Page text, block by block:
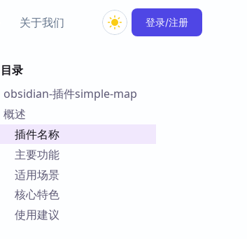
Obsidian 教程
关于我们 登录/注册
目录
obsidian-插件simple-map
概述
插件名称
主要功能
适用场景
核心特色
使用建议